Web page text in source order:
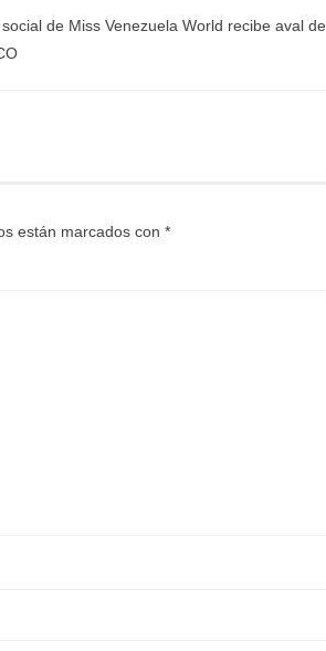
de Miss Venezuela World recibe aval de
están marcados con *